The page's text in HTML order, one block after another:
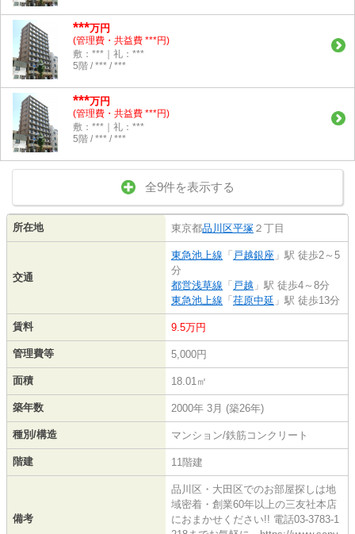
***万円
(管理費・共益費 ***円)
敷：***｜礼：***
5階 / *** / ***
***万円
(管理費・共益費 ***円)
敷：***｜礼：***
5階 / *** / ***
全9件を表示する
所在地 東京都品川区平塚 ２丁目
交通
東急池上線 「 戸越銀座 」駅 徒歩2～5
分
都営浅草線 「 戸越 」駅 徒歩4～8分
東急池上線 「 荏原中延 」駅 徒歩13分
賃料 9.5万円
管理費等 5,000円
面積 18.01㎡
築年数 2000年 3月 (築26年)
種別/構造 マンション/鉄筋コンクリート
階建 11階建
備考
品川区・大田区でのお部屋探しは地
域密着・創業60年以上の三友社本店
におまかせください!! 電話03-3783-1